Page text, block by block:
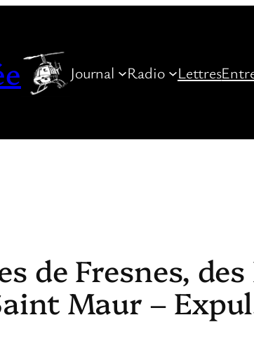
Journal Radio Lettres
de Fresnes,
Maur –